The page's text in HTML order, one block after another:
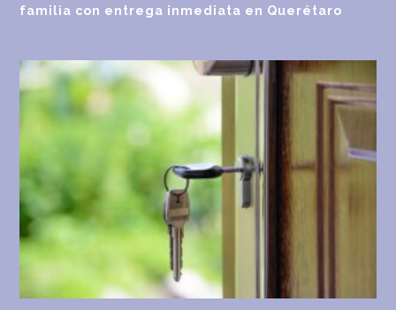
familia con entrega inmediata en Querétaro